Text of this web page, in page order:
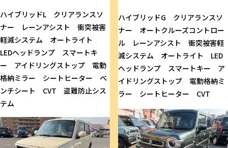
ハイブリッドL クリアランスソ
ナー レーンアシスト 衝突被害
軽減システム オートライト
LEDヘッドランプ スマートキ
ー アイドリングストップ 電動
格納ミラー シートヒーター ベ
ンチシート CVT 盗難防止シス
テム
ハイブリッドG クリアランスソ
ナー オートクルーズコントロー
ル レーンアシスト 衝突被害軽
減システム オートライト LED
ヘッドランプ スマートキー ア
イドリングストップ 電動格納ミ
ラー シートヒーター CVT